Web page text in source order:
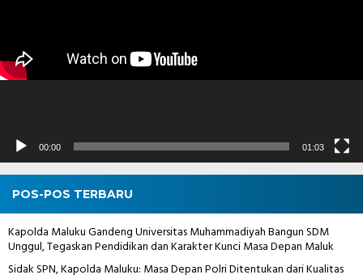
00:00 01:03
POS-POS TERBARU
Kapolda Maluku Gandeng Universitas Muhammadiyah Bangun SDM
Unggul, Tegaskan Pendidikan dan Karakter Kunci Masa Depan Maluk
Sidak SPN, Kapolda Maluku: Masa Depan Polri Ditentukan dari Kualitas